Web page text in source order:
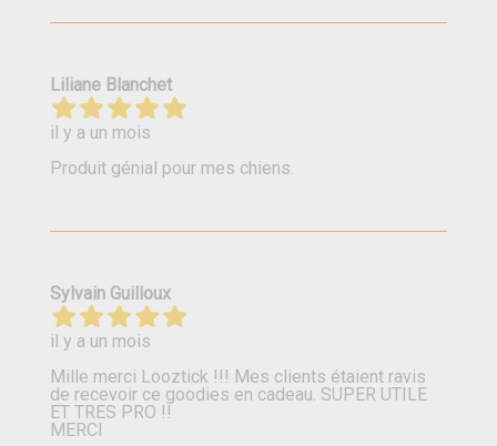
Liliane Blanchet
il y a un mois
Produit génial pour mes chiens.
Sylvain Guilloux
il y a un mois
Mille merci Looztick !!! Mes clients étaient ravis
de recevoir ce goodies en cadeau. SUPER UTILE
ET TRES PRO !!
MERCI